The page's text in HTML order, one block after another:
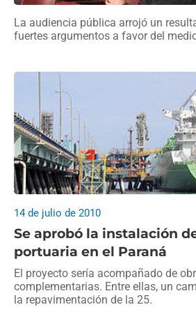
La audiencia pública arrojó un
fuertes argumentos a favor del
Se aprobó la instalación
portuaria en el Paraná
14 de julio de 2010
El proyecto sería acompañado de
complementarias. Entre ellas, un
la repavimentación de la 25.